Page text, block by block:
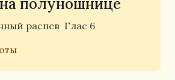
полуношнице
распев Глас 6